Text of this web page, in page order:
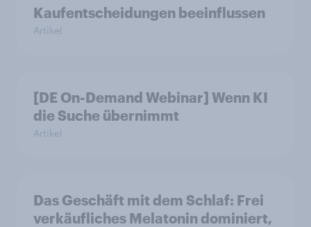
Kaufentscheidungen beeinflussen
Artikel
[DE On-Demand Webinar] Wenn KI
die Suche übernimmt
Artikel
Das Geschäft mit dem Schlaf: Frei
verkäufliches Melatonin dominiert,